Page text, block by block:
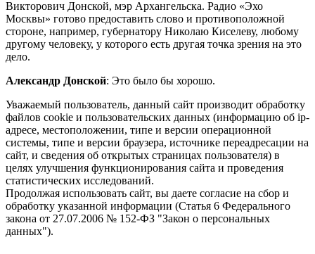
Викторович Донской, мэр Архангельска. Радио «Эхо
Москвы» готово предоставить слово и противоположной
стороне, например, губернатору Николаю Киселеву, любому
другому человеку, у которого есть другая точка зрения на это
дело.
Александр Донской: Это было бы хорошо.
Уважаемый пользователь, данный сайт производит обработку
файлов cookie и пользовательских данных (информацию об ip-
адресе, местоположении, типе и версии операционной
системы, типе и версии браузера, источнике переадресации на
сайт, и сведения об открытых страницах пользователя) в
целях улучшения функционирования сайта и проведения
статистических исследований.
Продолжая использовать сайт, вы даете согласие на сбор и
обработку указанной информации (Статья 6 Федерального
закона от 27.07.2006 № 152-ФЗ "Закон о персональных
данных").